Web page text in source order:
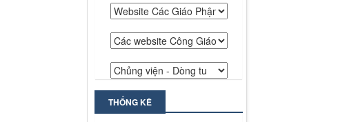
THỐNG KÊ